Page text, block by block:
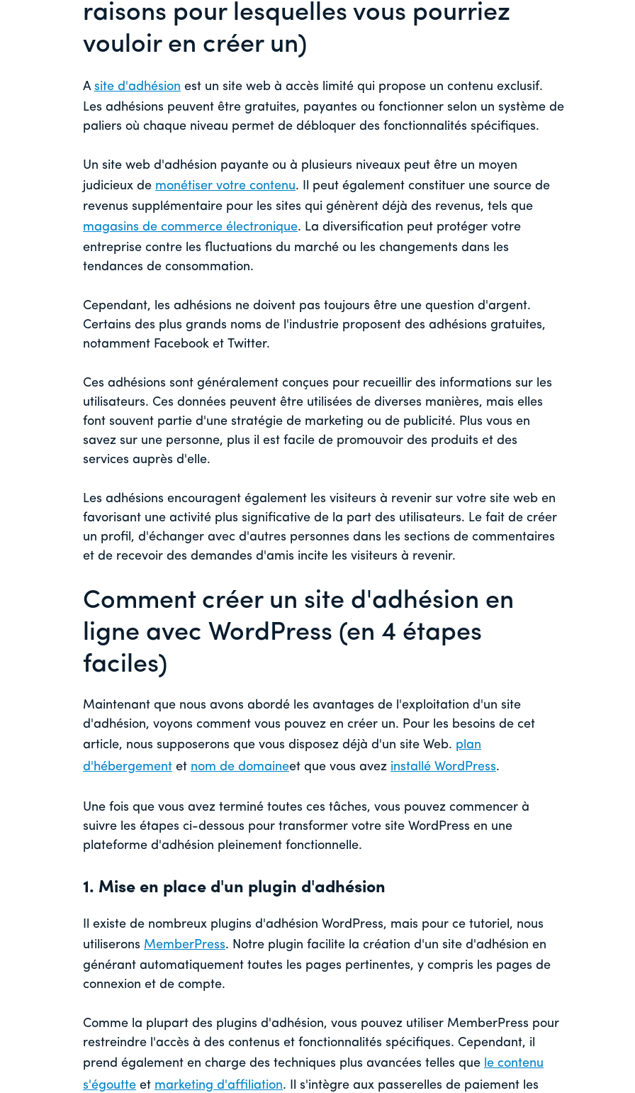
raisons pour lesquelles vous pourriez
vouloir en créer un)
A site d'adhésion est un site web à accès limité qui propose un contenu exclusif.
Les adhésions peuvent être gratuites, payantes ou fonctionner selon un système de
paliers où chaque niveau permet de débloquer des fonctionnalités spécifiques.
Un site web d'adhésion payante ou à plusieurs niveaux peut être un moyen
judicieux de monétiser votre contenu. Il peut également constituer une source de
revenus supplémentaire pour les sites qui génèrent déjà des revenus, tels que
magasins de commerce électronique. La diversification peut protéger votre
entreprise contre les fluctuations du marché ou les changements dans les
tendances de consommation.
Cependant, les adhésions ne doivent pas toujours être une question d'argent.
Certains des plus grands noms de l'industrie proposent des adhésions gratuites,
notamment Facebook et Twitter.
Ces adhésions sont généralement conçues pour recueillir des informations sur les
utilisateurs. Ces données peuvent être utilisées de diverses manières, mais elles
font souvent partie d'une stratégie de marketing ou de publicité. Plus vous en
savez sur une personne, plus il est facile de promouvoir des produits et des
services auprès d'elle.
Les adhésions encouragent également les visiteurs à revenir sur votre site web en
favorisant une activité plus significative de la part des utilisateurs. Le fait de créer
un profil, d'échanger avec d'autres personnes dans les sections de commentaires
et de recevoir des demandes d'amis incite les visiteurs à revenir.
Comment créer un site d'adhésion en
ligne avec WordPress (en 4 étapes
faciles)
Maintenant que nous avons abordé les avantages de l'exploitation d'un site
d'adhésion, voyons comment vous pouvez en créer un. Pour les besoins de cet
article, nous supposerons que vous disposez déjà d'un site Web. plan
d'hébergement et nom de domaineet que vous avez installé WordPress.
Une fois que vous avez terminé toutes ces tâches, vous pouvez commencer à
suivre les étapes ci-dessous pour transformer votre site WordPress en une
plateforme d'adhésion pleinement fonctionnelle.
1. Mise en place d'un plugin d'adhésion
Il existe de nombreux plugins d'adhésion WordPress, mais pour ce tutoriel, nous
utiliserons MemberPress. Notre plugin facilite la création d'un site d'adhésion en
générant automatiquement toutes les pages pertinentes, y compris les pages de
connexion et de compte.
Comme la plupart des plugins d'adhésion, vous pouvez utiliser MemberPress pour
restreindre l'accès à des contenus et fonctionnalités spécifiques. Cependant, il
prend également en charge des techniques plus avancées telles que le contenu
s'égoutte et marketing d'affiliation. Il s'intègre aux passerelles de paiement les